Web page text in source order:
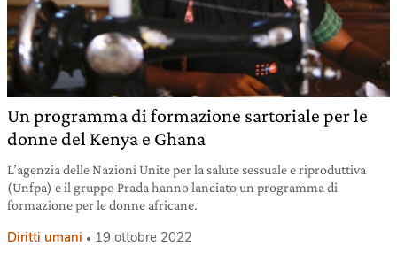
Un programma di formazione sartoriale per le
donne del Kenya e Ghana
L’agenzia delle Nazioni Unite per la salute sessuale e riproduttiva
(Unfpa) e il gruppo Prada hanno lanciato un programma di
formazione per le donne africane.
Diritti umani 19 ottobre 2022